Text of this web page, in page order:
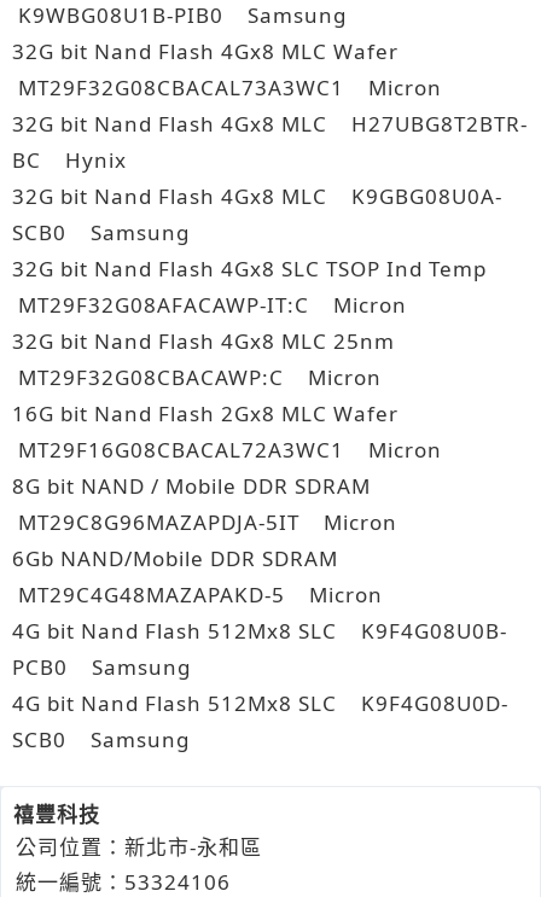
K9WBG08U1B-PIB0 Samsung
32G bit Nand Flash 4Gx8 MLC Wafer
MT29F32G08CBACAL73A3WC1 Micron
32G bit Nand Flash 4Gx8 MLC H27UBG8T2BTR-
BC Hynix
32G bit Nand Flash 4Gx8 MLC K9GBG08U0A-
SCB0 Samsung
32G bit Nand Flash 4Gx8 SLC TSOP Ind Temp
MT29F32G08AFACAWP-IT:C Micron
32G bit Nand Flash 4Gx8 MLC 25nm
MT29F32G08CBACAWP:C Micron
16G bit Nand Flash 2Gx8 MLC Wafer
MT29F16G08CBACAL72A3WC1 Micron
8G bit NAND / Mobile DDR SDRAM
MT29C8G96MAZAPDJA-5IT Micron
6Gb NAND/Mobile DDR SDRAM
MT29C4G48MAZAPAKD-5 Micron
4G bit Nand Flash 512Mx8 SLC K9F4G08U0B-
PCB0 Samsung
4G bit Nand Flash 512Mx8 SLC K9F4G08U0D-
SCB0 Samsung
禧豐科技
公司位置：新北市-永和區
統一編號：53324106